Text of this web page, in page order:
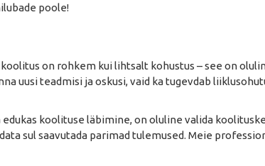
poole!
on rohkem kui lihtsalt kohustus – see on
uusi teadmisi ja oskusi, vaid ka tugevdab
edukas koolituse läbimine, on oluline valida
sul saavutada parimad tulemused. Meie